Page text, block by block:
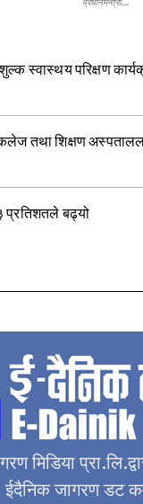
स्वास्थय परिक्षण
तथा शिक्षण
बढ्यो
मिडिया
ईदैनिक जागरण डट